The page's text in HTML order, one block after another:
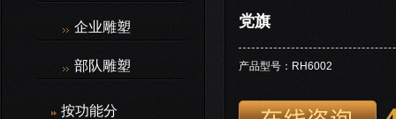
企业雕塑
部队雕塑
按功能分
党旗
产品型号：RH6002